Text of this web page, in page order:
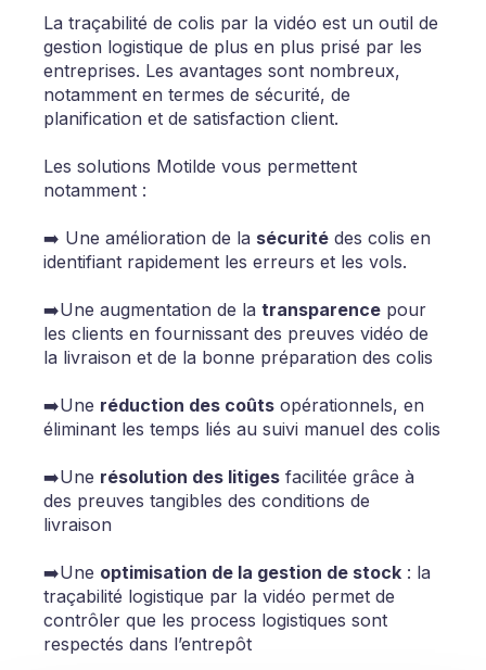
La traçabilité de colis par la vidéo est un outil de
gestion logistique de plus en plus prisé par les
entreprises. Les avantages sont nombreux,
notamment en termes de sécurité, de
planification et de satisfaction client.
Les solutions Motilde vous permettent
notamment :
➡️ Une amélioration de la sécurité des colis en
identifiant rapidement les erreurs et les vols.
➡️Une augmentation de la transparence pour
les clients en fournissant des preuves vidéo de
la livraison et de la bonne préparation des colis
➡️Une réduction des coûts opérationnels, en
éliminant les temps liés au suivi manuel des colis
➡️Une résolution des litiges facilitée grâce à
des preuves tangibles des conditions de
livraison
➡️Une optimisation de la gestion de stock : la
traçabilité logistique par la vidéo permet de
contrôler que les process logistiques sont
respectés dans l’entrepôt